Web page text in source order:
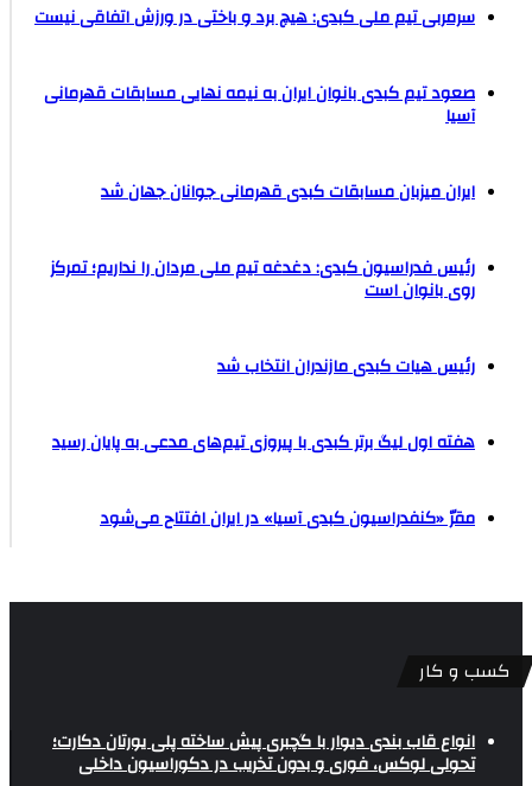
سرمربی تیم ملی کبدی: هیچ برد و باختی در ورزش اتفاقی نیست
صعود تیم کبدی بانوان ایران به نیمه نهایی مسابقات قهرمانی
آسیا
ایران میزبان مسابقات کبدی قهرمانی جوانان جهان شد
رئیس فدراسیون کبدی: دغدغه تیم ملی مردان را نداریم؛ تمرکز
روی بانوان است
رئیس هیات کبدی مازندران انتخاب شد
هفته اول لیگ برتر کبدی با پیروزی تیم‌های مدعی به پایان رسید
مقرّ «کنفدراسیون کبدی آسیا» در ایران افتتاح می‌شود
کسب و کار
انواع قاب بندی دیوار با گچبری پیش ساخته پلی یورتان دکارت؛
تحولی لوکس، فوری و بدون تخریب در دکوراسیون داخلی